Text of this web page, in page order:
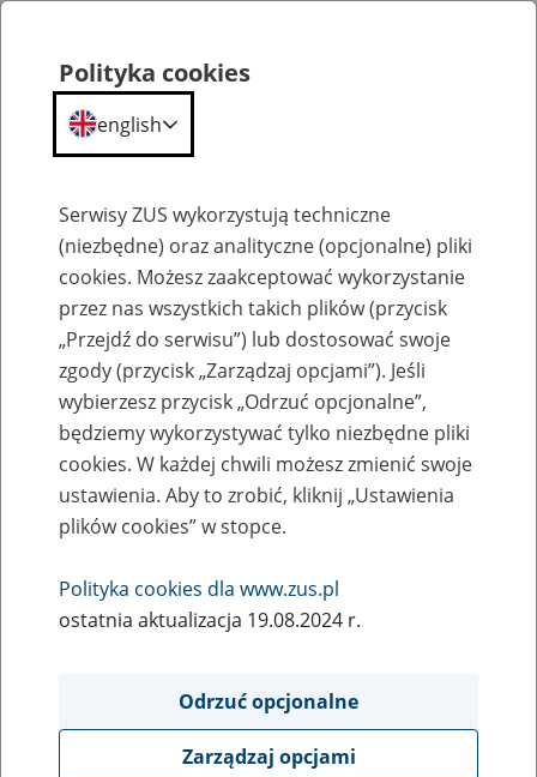
Szkolenia
Zaproś ZUS do siebie - zakładanie profili
eZUS w siedzibie Twojej firmy
Rodzaj wydarzenia
Szkolenia
obsługa klientów
Polityka cookies
english
Serwisy ZUS wykorzystują techniczne
(niezbędne) oraz analityczne (opcjonalne) pliki
cookies. Możesz zaakceptować wykorzystanie
przez nas wszystkich takich plików (przycisk
„Przejdź do serwisu”) lub dostosować swoje
zgody (przycisk „Zarządzaj opcjami”). Jeśli
wybierzesz przycisk „Odrzuć opcjonalne”,
będziemy wykorzystywać tylko niezbędne pliki
cookies. W każdej chwili możesz zmienić swoje
ustawienia. Aby to zrobić, kliknij „Ustawienia
plików cookies” w stopce.
Polityka cookies dla www.zus.pl
ostatnia aktualizacja 19.08.2024 r.
Odrzuć opcjonalne
Zarządzaj opcjami